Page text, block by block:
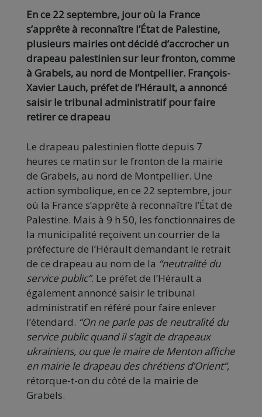
En ce 22 septembre, jour où la France
s’apprête à reconnaître l’État de Palestine,
plusieurs mairies ont décidé d’accrocher un
drapeau palestinien sur leur fronton, comme
à Grabels, au nord de Montpellier. François-
Xavier Lauch, préfet de l’Hérault, a annoncé
saisir le tribunal administratif pour faire
retirer ce drapeau
Le drapeau palestinien flotte depuis 7
heures ce matin sur le fronton de la mairie
de Grabels, au nord de Montpellier. Une
action symbolique, en ce 22 septembre, jour
où la France s’apprête à reconnaître l’État de
Palestine. Mais à 9 h 50, les fonctionnaires de
la municipalité reçoivent un courrier de la
préfecture de l’Hérault demandant le retrait
de ce drapeau au nom de la “neutralité du
service public”. Le préfet de l’Hérault a
également annoncé saisir le tribunal
administratif en référé pour faire enlever
l’étendard. “On ne parle pas de neutralité du
service public quand il s’agit de drapeaux
ukrainiens, ou que le maire de Menton affiche
en mairie le drapeau des chrétiens d’Orient”,
rétorque-t-on du côté de la mairie de
Grabels.